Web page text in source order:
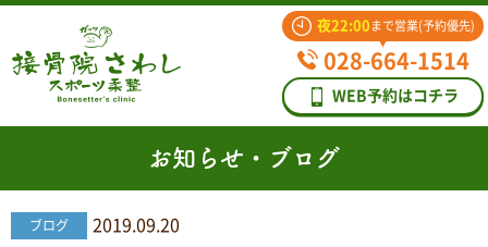
夜22:00 まで営業(予約優先)
028-664-1514
WEB予約はコチラ
お知らせ・ブログ
ブログ 2019.09.20